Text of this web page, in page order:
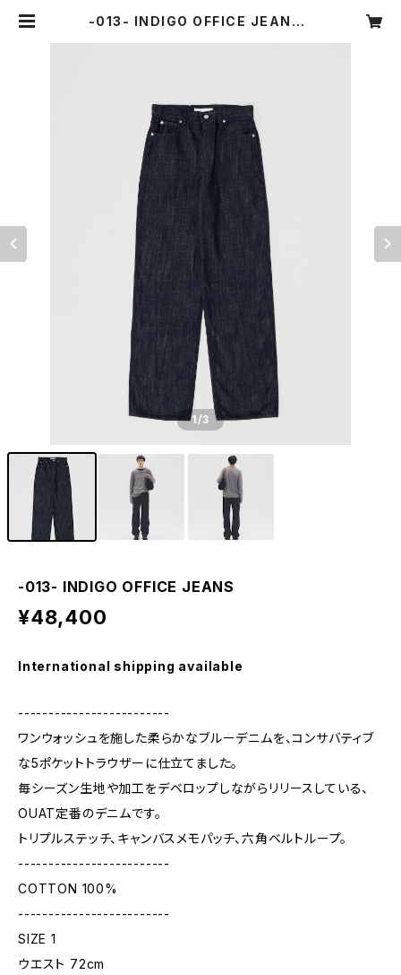
-013- INDIGO OFFICE JEANS |
1/3
-013- INDIGO OFFICE JEANS
¥48,400
International shipping available
-------------------------
ワンウォッシュを施した柔らかなブルーデニムを、コンサバティブ
な5ポケットトラウザーに仕立てました。
毎シーズン生地や加工をデベロップしながらリリースしている、
OUAT定番のデニムです。
トリプルステッチ、キャンバスメモパッチ、六角ベルトループ。
-------------------------
COTTON 100%
-------------------------
SIZE 1
ウエスト 72cm